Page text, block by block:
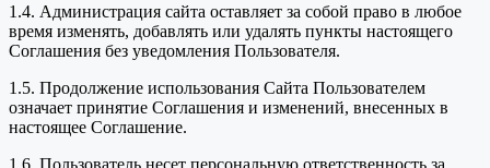
1.4. Администрация сайта оставляет за собой право в любое
время изменять, добавлять или удалять пункты настоящего
Соглашения без уведомления Пользователя.
1.5. Продолжение использования Сайта Пользователем
означает принятие Соглашения и изменений, внесенных в
настоящее Соглашение.
1.6. Пользователь несет персональную ответственность за